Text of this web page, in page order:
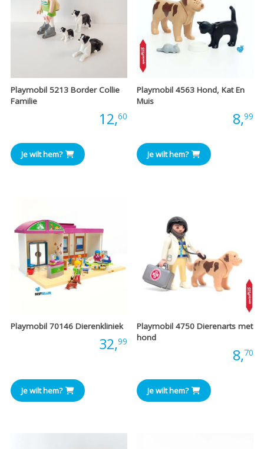
Playmobil 5213 Border Collie
Familie
12,60
Je wilt hem?
Playmobil 4563 Hond, Kat En
Muis
8,99
Je wilt hem?
Playmobil 70146 Dierenkliniek
32,99
Je wilt hem?
Playmobil 4750 Dierenarts met
hond
8,70
Je wilt hem?